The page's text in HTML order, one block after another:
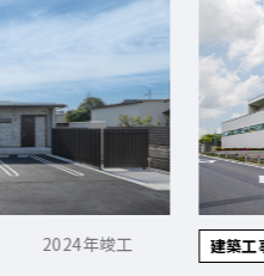
建築工事 #医療・